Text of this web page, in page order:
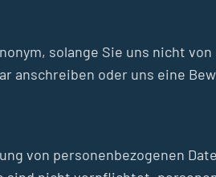
solange Sie uns nicht
anschreiben oder uns eine
von personenbezogenen